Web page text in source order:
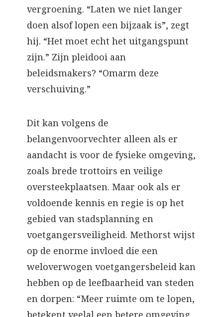
vergroening. “Laten we niet langer
doen alsof lopen een bijzaak is”, zegt
hij. “Het moet echt het uitgangspunt
zijn.” Zijn pleidooi aan
beleidsmakers? “Omarm deze
verschuiving.”
Dit kan volgens de
belangenvoorvechter alleen als er
aandacht is voor de fysieke omgeving,
zoals brede trottoirs en veilige
oversteekplaatsen. Maar ook als er
voldoende kennis en regie is op het
gebied van stadsplanning en
voetgangersveiligheid. Methorst wijst
op de enorme invloed die een
weloverwogen voetgangersbeleid kan
hebben op de leefbaarheid van steden
en dorpen: “Meer ruimte om te lopen,
betekent veelal een betere omgeving